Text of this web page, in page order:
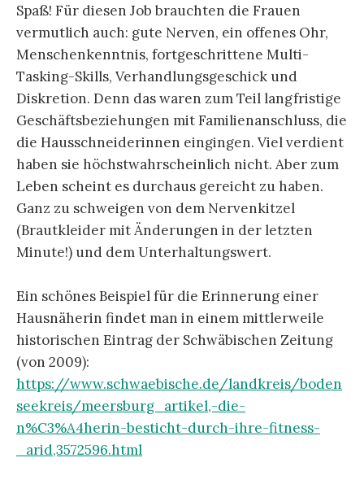
Spaß! Für diesen Job brauchten die Frauen
vermutlich auch: gute Nerven, ein offenes Ohr,
Menschenkenntnis, fortgeschrittene Multi-
Tasking-Skills, Verhandlungsgeschick und
Diskretion. Denn das waren zum Teil langfristige
Geschäftsbeziehungen mit Familienanschluss, die
die Hausschneiderinnen eingingen. Viel verdient
haben sie höchstwahrscheinlich nicht. Aber zum
Leben scheint es durchaus gereicht zu haben.
Ganz zu schweigen von dem Nervenkitzel
(Brautkleider mit Änderungen in der letzten
Minute!) und dem Unterhaltungswert.
Ein schönes Beispiel für die Erinnerung einer
Hausnäherin findet man in einem mittlerweile
historischen Eintrag der Schwäbischen Zeitung
(von 2009):
https://www.schwaebische.de/landkreis/boden
seekreis/meersburg_artikel,-die-
n%C3%A4herin-besticht-durch-ihre-fitness-
_arid,3572596.html